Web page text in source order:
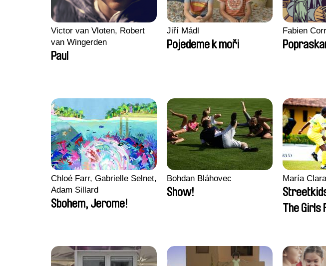
Victor van Vloten, Robert
van Wingerden
Paul
Jiří Mádl
Pojedeme k moři
Fabien
Chloé Farr, Gabrielle Selnet,
Adam Sillard
Sbohem, Jerome!
Bohdan Bláhovec
Show!
María
The Girls